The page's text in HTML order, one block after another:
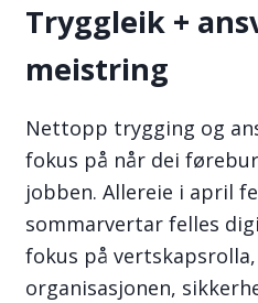
Tryggleik +
meistring
Nettopp trygging og
fokus på når dei
jobben. Allereie i april
sommarvertar felles
fokus på
organisasjonen,